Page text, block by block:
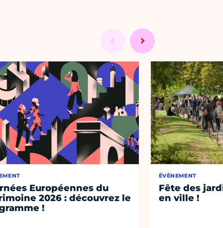
Européennes du
2026 : découvrez le
!
ÉVÈNEMENT
Fête des
en ville !